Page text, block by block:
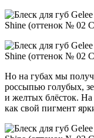
Но на губах мы
россыпью голубых,
и желтых блёсток. На
как свой пигмент